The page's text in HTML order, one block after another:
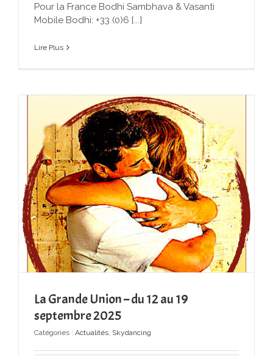
Pour la France Bodhi Sambhava & Vasanti
Mobile Bodhi: +33 (0)6 [...]
Lire Plus
La Grande Union – du 12 au 19
septembre 2025
Catégories : Actualités, Skydancing